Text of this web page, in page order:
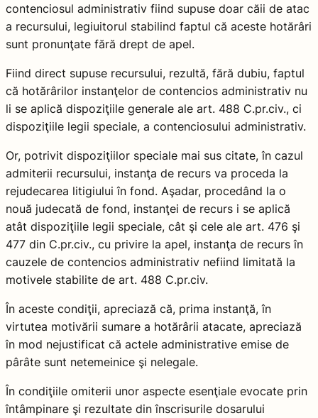
contenciosul administrativ fiind supuse doar căii de atac
a recursului, legiuitorul stabilind faptul că aceste hotărâri
sunt pronunţate fără drept de apel.
Fiind direct supuse recursului, rezultă, fără dubiu, faptul
că hotărârilor instanţelor de contencios administrativ nu
li se aplică dispoziţiile generale ale art. 488 C.pr.civ., ci
dispoziţiile legii speciale, a contenciosului administrativ.
Or, potrivit dispoziţiilor speciale mai sus citate, în cazul
admiterii recursului, instanţa de recurs va proceda la
rejudecarea litigiului în fond. Aşadar, procedând la o
nouă judecată de fond, instanţei de recurs i se aplică
atât dispoziţiile legii speciale, cât şi cele ale art. 476 şi
477 din C.pr.civ., cu privire la apel, instanţa de recurs în
cauzele de contencios administrativ nefiind limitată la
motivele stabilite de art. 488 C.pr.civ.
În aceste condiţii, apreciază că, prima instanţă, în
virtutea motivării sumare a hotărârii atacate, apreciază
în mod nejustificat că actele administrative emise de
pârâte sunt netemeinice şi nelegale.
În condiţiile omiterii unor aspecte esenţiale evocate prin
întâmpinare şi rezultate din înscrisurile dosarului